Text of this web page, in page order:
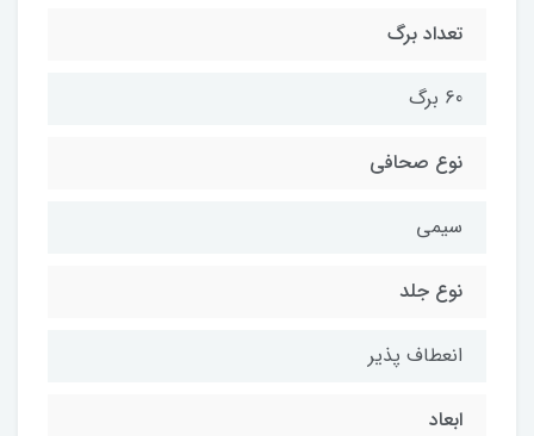
تعداد برگ
60 برگ
نوع صحافی
سیمی
نوع جلد
انعطاف پذیر
ابعاد